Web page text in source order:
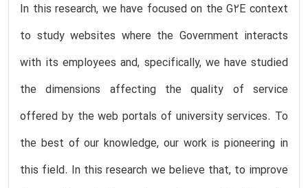
In this research, we have focused on the G2E context
to study websites where the Government interacts
with its employees and, specifically, we have studied
the dimensions affecting the quality of service
offered by the web portals of university services. To
the best of our knowledge, our work is pioneering in
this field. In this research we believe that, to improve